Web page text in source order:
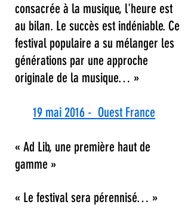
consacrée à la musique, l'heure est
au bilan. Le succès est indéniable. Ce
festival populaire a su mélanger les
générations par une approche
originale de la musique… »
19 mai 2016 - Ouest France
« Ad Lib, une première haut de
gamme »
« Le festival sera pérennisé… »